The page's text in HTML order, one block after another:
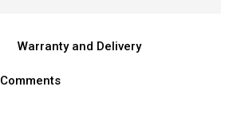
Warranty and Delivery
Comments